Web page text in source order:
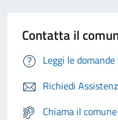
Contatta il
Leggi le
Richiedi
Chiama il